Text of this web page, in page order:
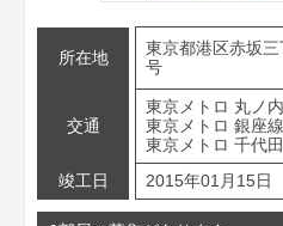
所在地
東京都港区赤坂三
号
交通
東京メトロ 丸ノ
東京メトロ 銀座
東京メトロ 千代
竣工日
2015年01月15日